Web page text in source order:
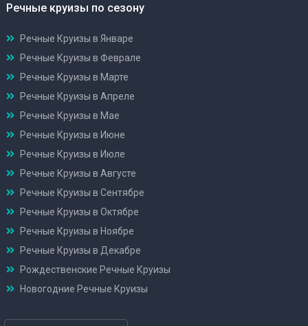
Речные круизы по сезону
Речные Круизы в Январе
Речные Круизы в Феврале
Речные Круизы в Марте
Речные Круизы в Апреле
Речные Круизы в Мае
Речные Круизы в Июне
Речные Круизы в Июле
Речные Круизы в Августе
Речные Круизы в Сентябре
Речные Круизы в Октябре
Речные Круизы в Ноябре
Речные Круизы в Декабре
Рождественские Речные Круизы
Новогодние Речные Круизы